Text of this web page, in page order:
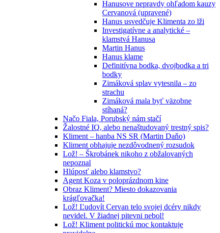
Hanusove nepravdy ohľadom kauzy
Cervanová (upravené)
Hanus usvedčuje Klimenta zo lži
Investigatívne a analytické –
klamstvá Hanusa
Martin Hanus
Hanus klame
Definitívna bodka, dvojbodka a tri
bodky
Zimáková splav vytesnila – zo
strachu
Zimáková mala byť väzobne
stíhaná?
Načo Fiala, Porubský nám stačí
Žalostné IQ, alebo nenaštudovaný trestný spis?
Kliment – hanba NS SR (Martin Daňo)
Kliment obhajuje nezdôvodnený rozsudok
Lož! – Škrobánek nikoho z obžalovaných
nepoznal
Hlúposť alebo klamstvo?
Agent Koza v poloprázdnom kine
Obraz Kliment? Miesto dokazovania
krágľovačka!
Lož! Ľudovít Cervan telo svojej dcéry nikdy
nevidel. V žiadnej pitevni nebol!
Lož! Kliment politickú moc kontaktuje